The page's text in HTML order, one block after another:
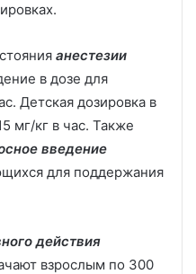
анестезии
в дозе для
Детская дозировка в
мг/кг в час. Также
введение
для поддержания
действия
взрослым по 300